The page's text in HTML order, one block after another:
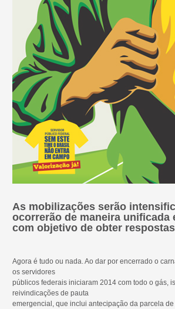
As mobilizações serão
ocorrerão de maneira unificada
com objetivo de obter
Agora é tudo ou nada. Ao dar por encerrado o
os servidores
públicos federais iniciaram 2014 com todo o gás,
reivindicações de pauta
emergencial, que inclui antecipação da parcela